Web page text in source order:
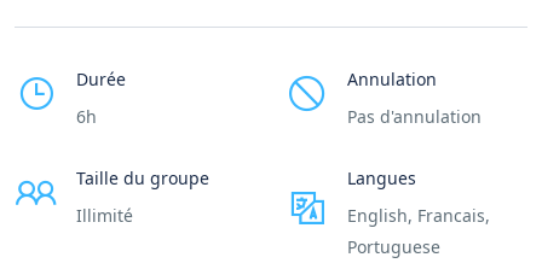
Durée
6h
Annulation
Pas d'annulation
Taille du groupe
Illimité
Langues
English, Francais,
Portuguese